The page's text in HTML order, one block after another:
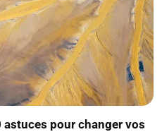
pour changer vos